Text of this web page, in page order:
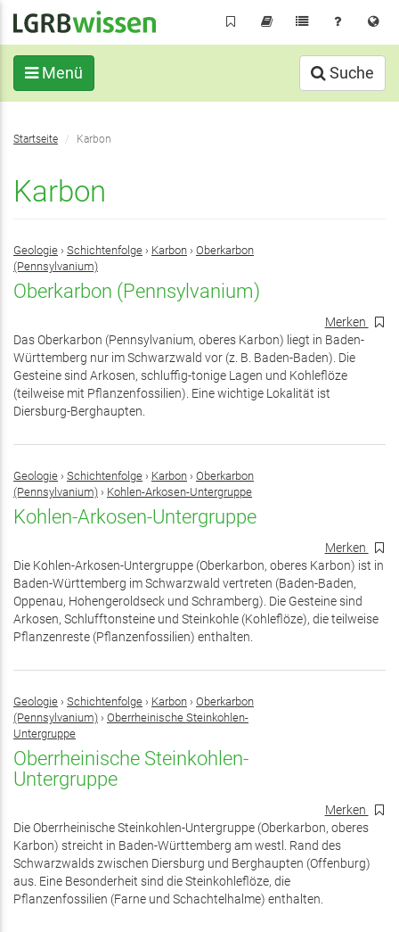
Inhalt
Menü Suche
Sie
hier:
Startseite Karbon
Karbon
Geologie › Schichtenfolge › Karbon › Oberkarbon
(Pennsylvanium)
Oberkarbon (Pennsylvanium)
Merken
Das Oberkarbon (Pennsylvanium, oberes Karbon) liegt in Baden-
Württemberg nur im Schwarzwald vor (z. B. Baden-Baden). Die
Gesteine sind Arkosen, schluffig-tonige Lagen und Kohleflöze
(teilweise mit Pflanzenfossilien). Eine wichtige Lokalität ist
Diersburg-Berghaupten.
Geologie › Schichtenfolge › Karbon › Oberkarbon
(Pennsylvanium) › Kohlen-Arkosen-Untergruppe
Kohlen-Arkosen-Untergruppe
Merken
Die Kohlen-Arkosen-Untergruppe (Oberkarbon, oberes Karbon) ist in
Baden-Württemberg im Schwarzwald vertreten (Baden-Baden,
Oppenau, Hohengeroldseck und Schramberg). Die Gesteine sind
Arkosen, Schlufftonsteine und Steinkohle (Kohleflöze), die teilweise
Pflanzenreste (Pflanzenfossilien) enthalten.
Geologie › Schichtenfolge › Karbon › Oberkarbon
(Pennsylvanium) › Oberrheinische Steinkohlen-
Untergruppe
Oberrheinische Steinkohlen-
Untergruppe
Merken
Die Oberrheinische Steinkohlen-Untergruppe (Oberkarbon, oberes
Karbon) streicht in Baden-Württemberg am westl. Rand des
Schwarzwalds zwischen Diersburg und Berghaupten (Offenburg)
aus. Eine Besonderheit sind die Steinkohleflöze, die
Pflanzenfossilien (Farne und Schachtelhalme) enthalten.